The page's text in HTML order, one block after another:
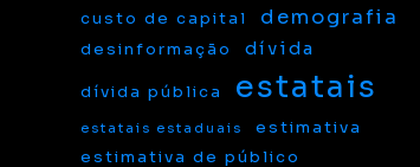
custo de capital
demografia
desinformação dívida
dívida pública estatais
estatais estaduais
estimativa
estimativa de público